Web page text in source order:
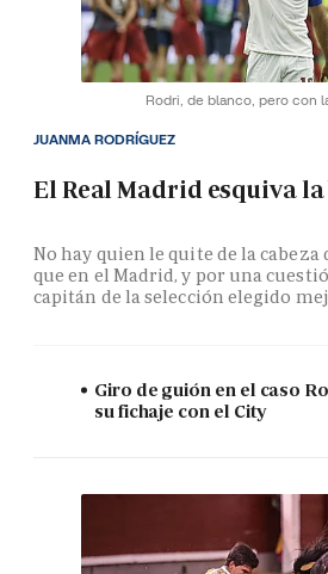
Rodri, de blanco, pero con
El Real Madrid esquiva
No hay quien le quite de la
que en el Madrid, y por una
capitán de la selección elegido
JUANMA RODRÍGUEZ
Giro de guión en el caso
su fichaje con el City